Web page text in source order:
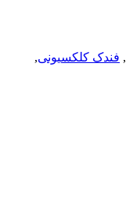
, فندک کلکسیونی,